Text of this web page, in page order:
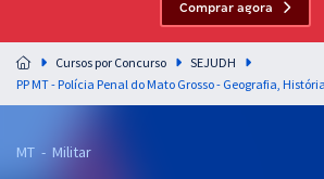
Residências Multiprofissionais
Preparação completa e intensiva para as principais
residências em saúde do Brasil
Comprar agora
Cursos por Concurso
SEJUDH
MT - Militar